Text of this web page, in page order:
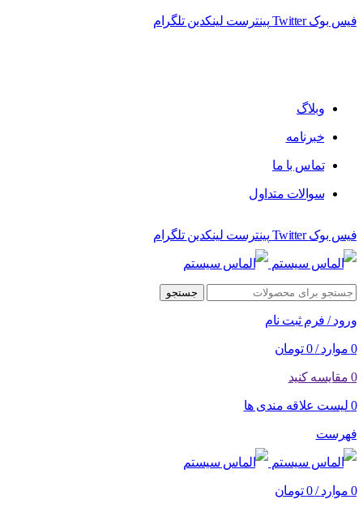
فیس بوک Twitter پینترست لینکدین تلگرام
وبلاگ
خبرنامه
تماس با ما
سوالات متداول
فیس بوک Twitter پینترست لینکدین تلگرام
جستجو
ورود / فرم ثبت نام
0 موارد /
0 تومان
0 مقایسه کنید
0 لیست علاقه مندی ها
فهرست
0 موارد /
0 تومان